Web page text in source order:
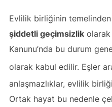
Evlilik birliğinin temelinden
şiddetli geçimsizlikolarak
Kanunu’nda bu durum
olarak kabul edilir. Eşler
anlaşmazlıklar, evlilik
Ortak hayat bu nedenle